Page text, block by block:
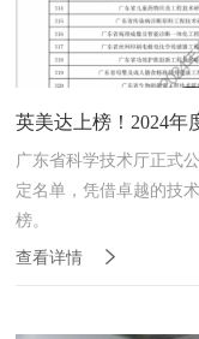
英美达上榜！2024年
广东省科学技术厅正式
定名单，凭借卓越的技
榜。
查看详情